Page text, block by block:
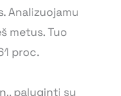
Analizuojamu
metus. Tuo
proc.
palyginti su